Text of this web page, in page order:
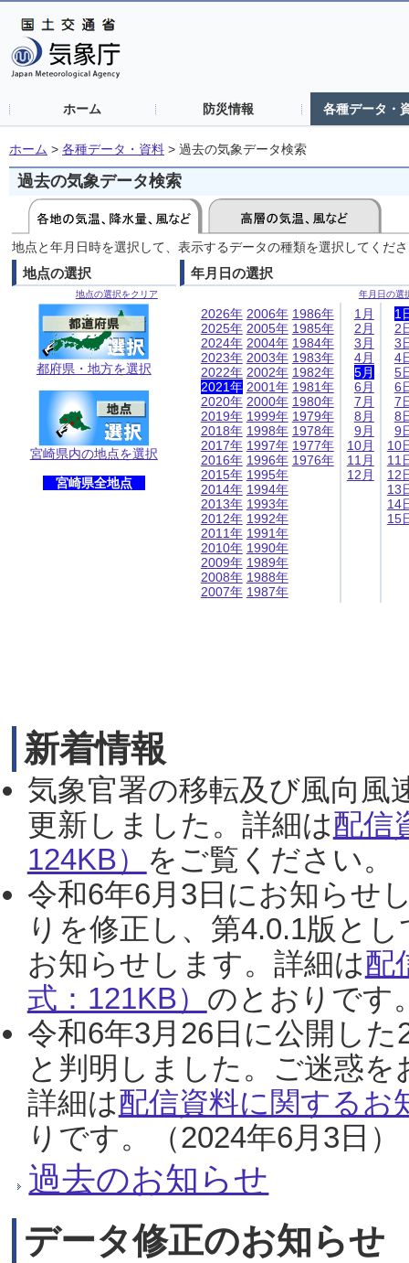
ホーム 防災情報 各種データ・
ホーム > 各種データ・資料 > 過去の気象データ検索
過去の気象データ検索
地点と年月日時を選択して、表示するデータの種類を選択してくだ
地点の選択
地点の選択をクリア
都府県・地方を選択
宮崎県内の地点を選択
宮崎県全地点
年月日の選択
年月日の選
2026年
2025年
2024年
2023年
2022年
2021年
2020年
2019年
2018年
2017年
2016年
2015年
2014年
2013年
2012年
2011年
2010年
2009年
2008年
2007年
2006年
2005年
2004年
2003年
2002年
2001年
2000年
1999年
1998年
1997年
1996年
1995年
1994年
1993年
1992年
1991年
1990年
1989年
1988年
1987年
1986年
1985年
1984年
1983年
1982年
1981年
1980年
1979年
1978年
1977年
1976年
1月
2月
3月
4月
5月
6月
7月
8月
9月
10月
11月
12月
1
2
3
4
5
6
7
8
9
10
11
12
13
14
15
新着情報
気象官署の移転及び風向風
更新しました。詳細は配信
124KB） をご覧ください。
令和6年6月3日にお知らせ
りを修正し、第4.0.1版と
お知らせします。詳細は配
式：121KB） のとおりです
令和6年3月26日に公開し
と判明しました。ご迷惑
詳細は配信資料に関するお
りです。（2024年6月3日）
過去のお知らせ
データ修正のお知らせ